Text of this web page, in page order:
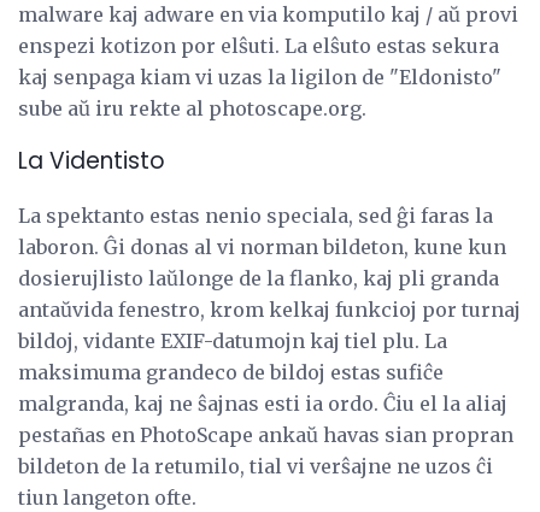
malware kaj adware en via komputilo kaj / aŭ provi
enspezi kotizon por elŝuti. La elŝuto estas sekura
kaj senpaga kiam vi uzas la ligilon de "Eldonisto"
sube aŭ iru rekte al photoscape.org.
La Videntisto
La spektanto estas nenio speciala, sed ĝi faras la
laboron. Ĝi donas al vi norman bildeton, kune kun
dosierujlisto laŭlonge de la flanko, kaj pli granda
antaŭvida fenestro, krom kelkaj funkcioj por turnaj
bildoj, vidante EXIF-datumojn kaj tiel plu. La
maksimuma grandeco de bildoj estas sufiĉe
malgranda, kaj ne ŝajnas esti ia ordo. Ĉiu el la aliaj
pestañas en PhotoScape ankaŭ havas sian propran
bildeton de la retumilo, tial vi verŝajne ne uzos ĉi
tiun langeton ofte.